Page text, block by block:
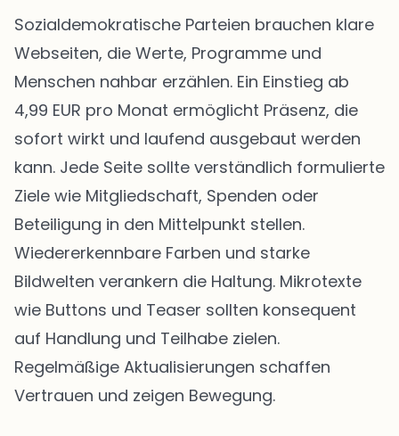
Sozialdemokratische Parteien brauchen klare
Webseiten, die Werte, Programme und
Menschen nahbar erzählen. Ein Einstieg ab
4,99 EUR pro Monat ermöglicht Präsenz, die
sofort wirkt und laufend ausgebaut werden
kann. Jede Seite sollte verständlich formulierte
Ziele wie Mitgliedschaft, Spenden oder
Beteiligung in den Mittelpunkt stellen.
Wiedererkennbare Farben und starke
Bildwelten verankern die Haltung. Mikrotexte
wie Buttons und Teaser sollten konsequent
auf Handlung und Teilhabe zielen.
Regelmäßige Aktualisierungen schaffen
Vertrauen und zeigen Bewegung.